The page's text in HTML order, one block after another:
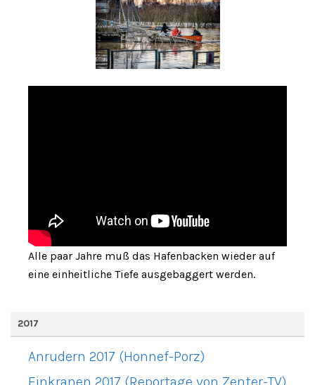
Alle paar Jahre muß das Hafenbacken wieder auf
eine einheitliche Tiefe ausgebaggert werden.
2017
Anrudern 2017 (Honnef-Porz)
Einkranen 2017 (Reportage von Zenter-TV)